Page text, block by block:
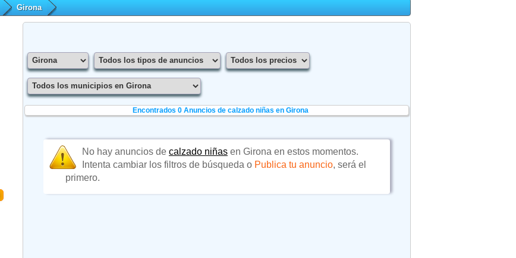
Girona
Encontrados 0 Anuncios de calzado niñas en Girona
No hay anuncios de calzado niñasen Girona en estos momentos.
Intenta cambiar los filtros de búsqueda o Publica tu anuncio, será el
primero.